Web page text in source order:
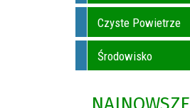
Czyste Powietrze
Środowisko